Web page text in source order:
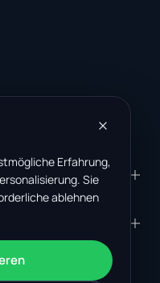
Academy
& Safety
Schrottmarkt Mexiko
Datenschutz
Erfahrung,
Sie
ablehnen